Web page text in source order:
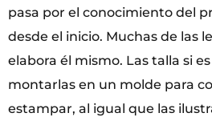
pasa por el conocimiento del
desde el inicio. Muchas de las
elabora él mismo. Las talla si
montarlas en un molde para
estampar, al igual que las